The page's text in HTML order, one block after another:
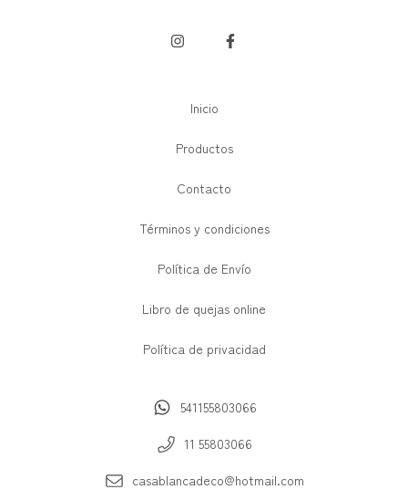
Inicio
Productos
Contacto
Términos y condiciones
Política de Envío
Libro de quejas online
Política de privacidad
541155803066
11 55803066
casablancadeco@hotmail.com